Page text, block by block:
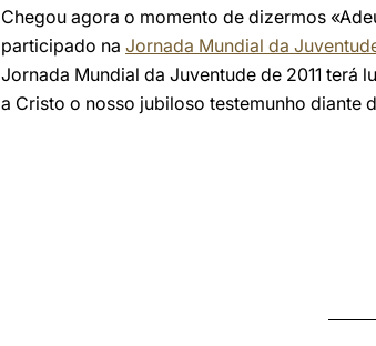
Chegou agora o momento de dizermos
participado na Jornada Mundial da
Jornada Mundial da Juventude de 2011 terá
a Cristo o nosso jubiloso testemunho diante